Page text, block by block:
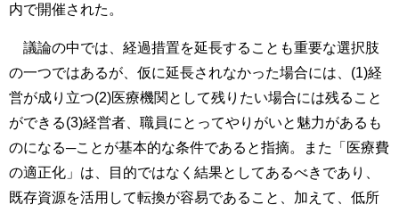
内で開催された。
議論の中では、経過措置を延長することも重要な選択肢
の一つではあるが、仮に延長されなかった場合には、(1)経
営が成り立つ(2)医療機関として残りたい場合には残ること
ができる(3)経営者、職員にとってやりがいと魅力があるも
のになる─ことが基本的な条件であると指摘。また「医療費
の適正化」は、目的ではなく結果としてあるべきであり、
既存資源を活用して転換が容易であること、加えて、低所